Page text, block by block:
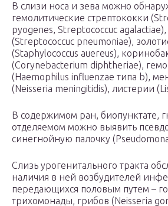
В слизи носа и зева можно
гемолитические стрептококки
pyogenes, Streptococcuc
(Streptococcuc pneumoniae),
(Staphylococcus auereus),
(Corynebacterium diphtheriae),
(Haemophilus influenzae типа b),
(Neisseria meningitidis), листерии
В содержимом ран, биопунктате,
отделяемом можно выявить
синегнойную палочку
Слизь урогенитального тракта
наличия в ней возбудителей
передающихся половым путем –
трихомонады, грибов (Neisseria